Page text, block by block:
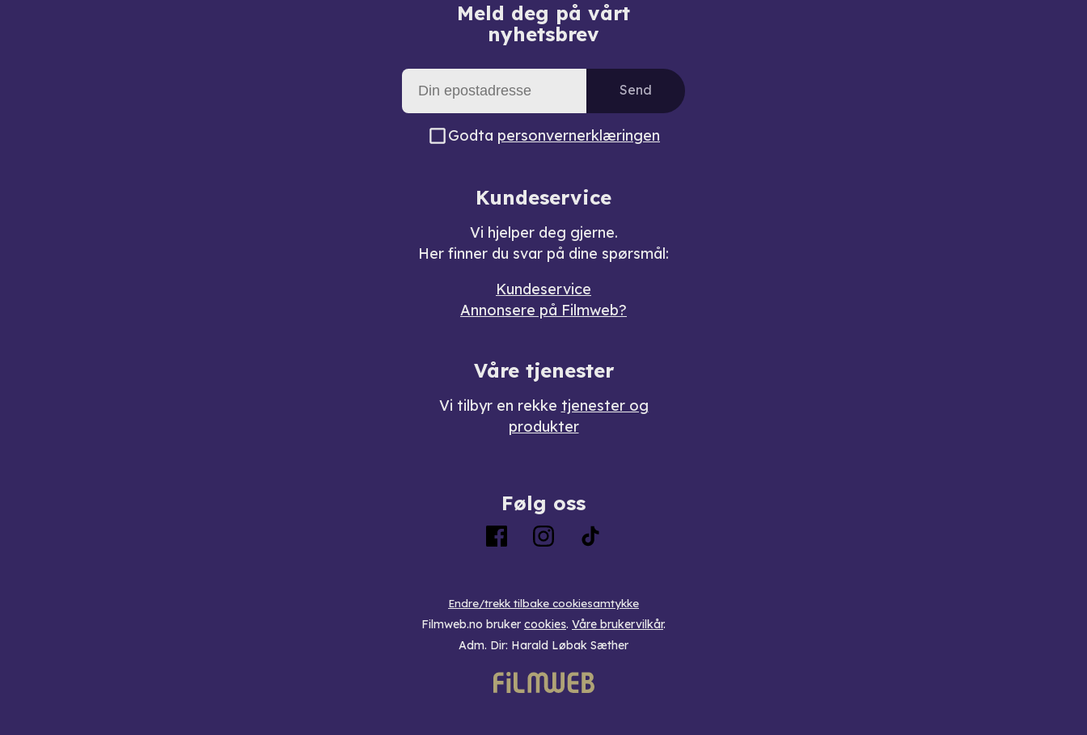
Meld deg på vårt
nyhetsbrev
Send
Godta personvernerklæringen
Kundeservice
Vi hjelper deg gjerne.
Her finner du svar på dine spørsmål:
Kundeservice
Annonsere på Filmweb?
Våre tjenester
Vi tilbyr en rekke tjenester og
produkter
Følg oss
Endre/trekk tilbake cookiesamtykke
Filmweb.no bruker cookies. Våre brukervilkår.
Adm. Dir: Harald Løbak Sæther